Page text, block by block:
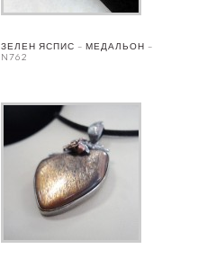
ЗЕЛЕН ЯСПИС – МЕДАЛЬОН –
N762